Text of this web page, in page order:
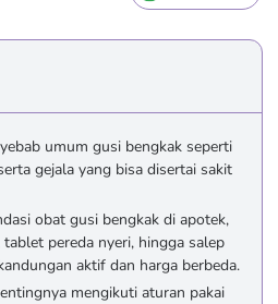
umum gusi bengkak seperti
gejala yang bisa disertai sakit
obat gusi bengkak di apotek,
pereda nyeri, hingga salep
aktif dan harga berbeda.
mengikuti aturan pakai